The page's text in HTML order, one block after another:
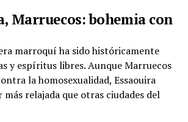
Marruecos: bohemia con
marroquí ha sido históricamente
y espíritus libres. Aunque Marruecos
la homosexualidad, Essaouira
más relajada que otras ciudades del